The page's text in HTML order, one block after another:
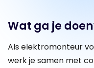
Wat ga je
Als elektromonteur
werk je samen met